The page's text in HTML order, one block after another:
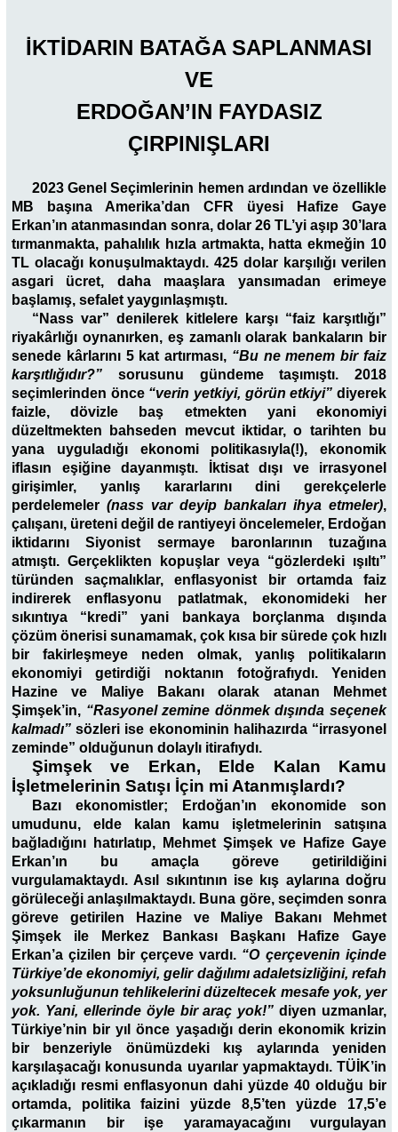
İKTİDARIN BATAĞA SAPLANMASI
VE
ERDOĞAN’IN FAYDASIZ
ÇIRPINIŞLARI
2023 Genel Seçimlerinin hemen ardından ve özellikle
MB başına Amerika’dan CFR üyesi Hafize Gaye
Erkan’ın atanmasından sonra, dolar 26 TL’yi aşıp 30’lara
tırmanmakta, pahalılık hızla artmakta, hatta ekmeğin 10
TL olacağı konuşulmaktaydı. 425 dolar karşılığı verilen
asgari ücret, daha maaşlara yansımadan erimeye
başlamış, sefalet yaygınlaşmıştı.
“Nass var” denilerek kitlelere karşı “faiz karşıtlığı”
riyakârlığı oynanırken, eş zamanlı olarak bankaların bir
senede kârlarını 5 kat artırması, “Bu ne menem bir faiz
karşıtlığıdır?” sorusunu gündeme taşımıştı. 2018
seçimlerinden önce “verin yetkiyi, görün etkiyi” diyerek
faizle, dövizle baş etmekten yani ekonomiyi
düzeltmekten bahseden mevcut iktidar, o tarihten bu
yana uyguladığı ekonomi politikasıyla(!), ekonomik
iflasın eşiğine dayanmıştı. İktisat dışı ve irrasyonel
girişimler, yanlış kararlarını dini gerekçelerle
perdelemeler (nass var deyip bankaları ihya etmeler),
çalışanı, üreteni değil de rantiyeyi öncelemeler, Erdoğan
iktidarını Siyonist sermaye baronlarının tuzağına
atmıştı. Gerçeklikten kopuşlar veya “gözlerdeki ışıltı”
türünden saçmalıklar, enflasyonist bir ortamda faiz
indirerek enflasyonu patlatmak, ekonomideki her
sıkıntıya “kredi” yani bankaya borçlanma dışında
çözüm önerisi sunamamak, çok kısa bir sürede çok hızlı
bir fakirleşmeye neden olmak, yanlış politikaların
ekonomiyi getirdiği noktanın fotoğrafıydı. Yeniden
Hazine ve Maliye Bakanı olarak atanan Mehmet
Şimşek’in, “Rasyonel zemine dönmek dışında seçenek
kalmadı” sözleri ise ekonominin halihazırda “irrasyonel
zeminde” olduğunun dolaylı itirafıydı.
Şimşek ve Erkan, Elde Kalan Kamu
İşletmelerinin Satışı İçin mi Atanmışlardı?
Bazı ekonomistler; Erdoğan’ın ekonomide son
umudunu, elde kalan kamu işletmelerinin satışına
bağladığını hatırlatıp, Mehmet Şimşek ve Hafize Gaye
Erkan’ın bu amaçla göreve getirildiğini
vurgulamaktaydı. Asıl sıkıntının ise kış aylarına doğru
görüleceği anlaşılmaktaydı. Buna göre, seçimden sonra
göreve getirilen Hazine ve Maliye Bakanı Mehmet
Şimşek ile Merkez Bankası Başkanı Hafize Gaye
Erkan’a çizilen bir çerçeve vardı. “O çerçevenin içinde
Türkiye’de ekonomiyi, gelir dağılımı adaletsizliğini, refah
yoksunluğunun tehlikelerini düzeltecek mesafe yok, yer
yok. Yani, ellerinde öyle bir araç yok!” diyen uzmanlar,
Türkiye’nin bir yıl önce yaşadığı derin ekonomik krizin
bir benzeriyle önümüzdeki kış aylarında yeniden
karşılaşacağı konusunda uyarılar yapmaktaydı. TÜİK’in
açıkladığı resmi enflasyonun dahi yüzde 40 olduğu bir
ortamda, politika faizini yüzde 8,5’ten yüzde 17,5’e
çıkarmanın bir işe yaramayacağını vurgulayan